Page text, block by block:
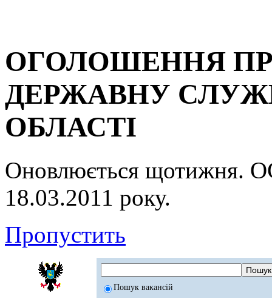
ОГОЛОШЕННЯ
ДЕРЖАВНУ
ОБЛАСТІ
Оновлюється
18.03.2011 року.
Пропустить
Пошук вакансій